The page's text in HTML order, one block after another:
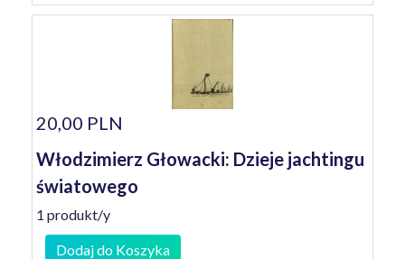
20,00 PLN
Włodzimierz Głowacki: Dzieje jachtingu
światowego
1 produkt/y
Dodaj do Koszyka